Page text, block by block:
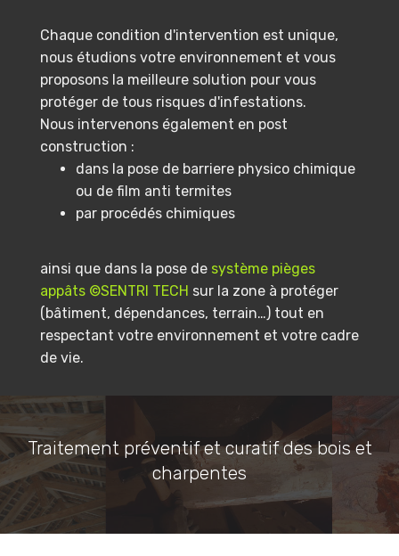
Chaque condition d'intervention est unique,
nous étudions votre environnement et vous
proposons la meilleure solution pour vous
protéger de tous risques d'infestations.
Nous intervenons également en post
construction :
dans la pose de barriere physico chimique
ou de film anti termites
par procédés chimiques
ainsi que dans la pose de système pièges
appâts ©SENTRI TECH sur la zone à protéger
(bâtiment, dépendances, terrain…) tout en
respectant votre environnement et votre cadre
de vie.
Traitement préventif et curatif des bois et
charpentes